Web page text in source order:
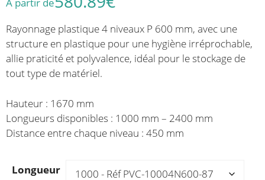
Rayonnage plastique 4 niveaux P 600 mm, avec une
structure en plastique pour une hygiène irréprochable,
allie praticité et polyvalence, idéal pour le stockage de
tout type de matériel.
Hauteur : 1670 mm
Longueurs disponibles : 1000 mm – 2400 mm
Distance entre chaque niveau : 450 mm
Longueur